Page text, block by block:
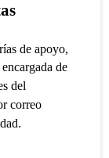
de apoyo,
de
del
correo